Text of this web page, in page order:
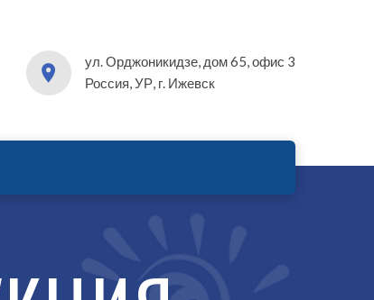
ул. Орджоникидзе, дом 65, офис 3
Россия, УР, г. Ижевск